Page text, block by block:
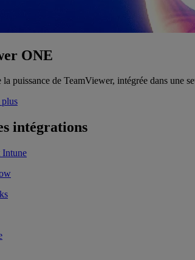
ONE
puissance de TeamViewer, intégrée dans une
intégrations